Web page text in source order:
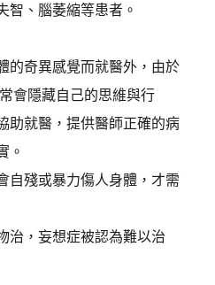
智、腦萎縮等患者。
的奇異感覺而就醫外，由於
會隱藏自己的思維與行
助就醫，提供醫師正確的病
。
自殘或暴力傷人身體，才需
治，妄想症被認為難以治